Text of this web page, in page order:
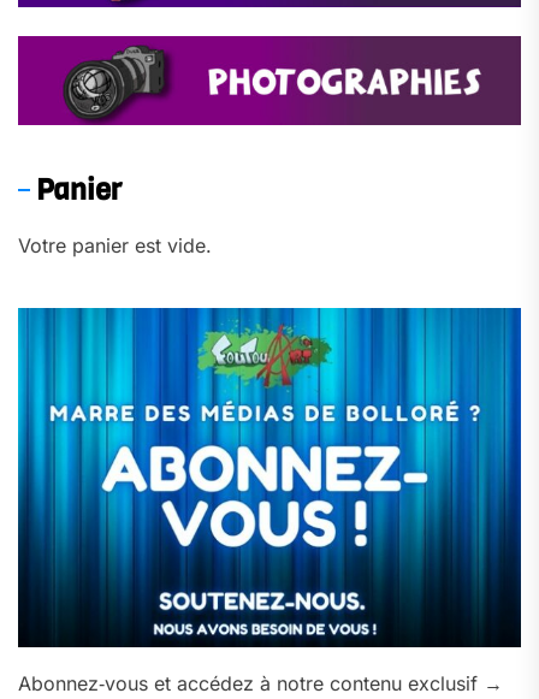
Panier
Votre panier est vide.
Abonnez‑vous et accédez à notre contenu exclusif →